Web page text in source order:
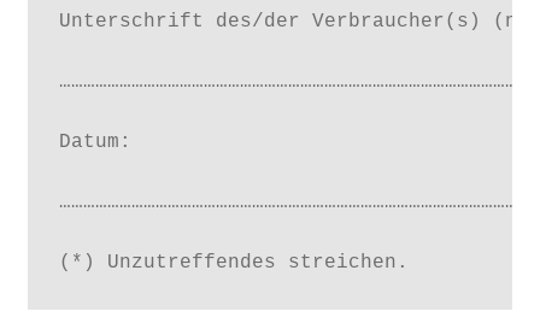
Unterschrift des/der Verbraucher(s)
Datum:
(*) Unzutreffendes streichen.